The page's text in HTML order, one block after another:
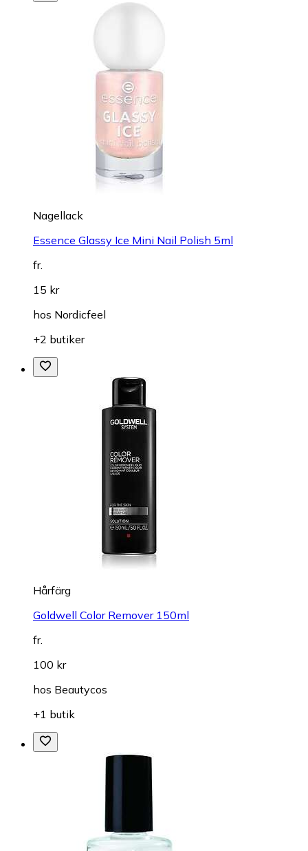
Nagellack
Essence Glassy Ice Mini Nail Polish 5ml
fr.
15 kr
hos Nordicfeel
+2 butiker
Hårfärg
Goldwell Color Remover 150ml
fr.
100 kr
hos Beautycos
+1 butik